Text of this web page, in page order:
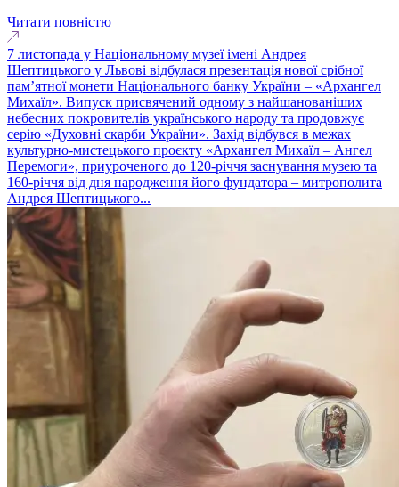
Читати повністю
7 листопада у Національному музеї імені Андрея
Шептицького у Львові відбулася презентація нової срібної
пам’ятної монети Національного банку України – «Архангел
Михаїл». Випуск присвячений одному з найшанованіших
небесних покровителів українського народу та продовжує
серію «Духовні скарби України». Захід відбувся в межах
культурно-мистецького проєкту «Архангел Михаїл – Ангел
Перемоги», приуроченого до 120-річчя заснування музею та
160-річчя від дня народження його фундатора – митрополита
Андрея Шептицького...